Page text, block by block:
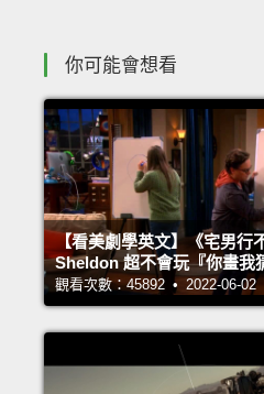
你可能會想看
【看美劇學英文】《宅男行
Sheldon 超不會玩『你畫我
觀看次數：45892 • 2022-06-02